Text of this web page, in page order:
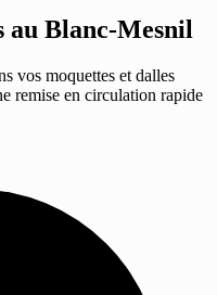
au Blanc-Mesnil
vos moquettes et dalles
remise en circulation rapide